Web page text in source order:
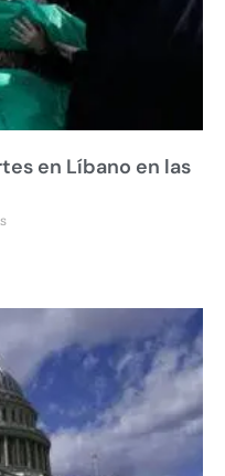
en Líbano en las